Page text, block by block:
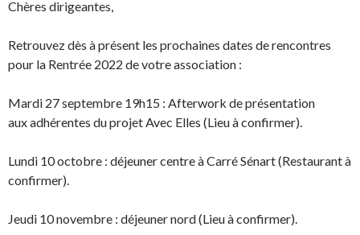
Chères dirigeantes,
Retrouvez dès à présent les prochaines dates de rencontres
pour la Rentrée 2022 de votre association :
Mardi 27 septembre 19h15 : Afterwork de présentation
aux adhérentes du projet Avec Elles (Lieu à confirmer).
Lundi 10 octobre : déjeuner centre à Carré Sénart (Restaurant à
confirmer).
Jeudi 10 novembre : déjeuner nord (Lieu à confirmer).